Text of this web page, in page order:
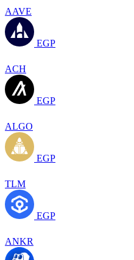
AAVE
EGP
ACH
EGP
ALGO
EGP
TLM
EGP
ANKR